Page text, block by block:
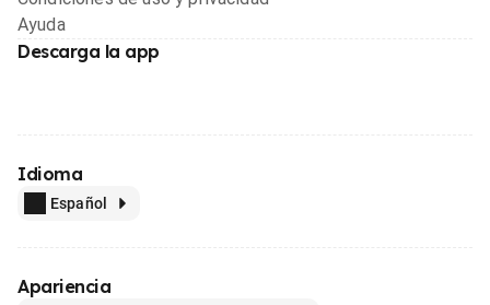
Ayuda
Descarga la app
Idioma
Español
Apariencia